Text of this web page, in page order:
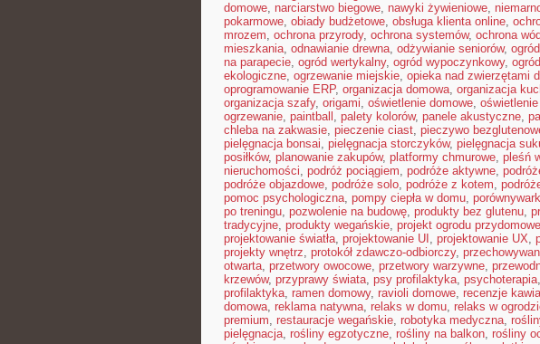
domowe, narciarstwo biegowe, nawyki żywieniowe,
pokarmowe, obiady budżetowe, obsługa klienta online,
mrozem, ochrona przyrody, ochrona systemów, ochrona wód
mieszkania, odnawianie drewna, odżywianie seniorów,
na parapecie, ogród wertykalny, ogród wypoczynkowy,
ekologiczne, ogrzewanie miejskie, opieka nad zwierzętami
oprogramowanie ERP, organizacja domowa, organizacja
organizacja szafy, origami, oświetlenie domowe,
ogrzewanie, paintball , palety kolorów, panele akustyczne,
chleba na zakwasie, pieczenie ciast, pieczywo
pielęgnacja bonsai, pielęgnacja storczyków, pielęgnacja
posiłków, planowanie zakupów, platformy chmurowe, pleśń
nieruchomości, podróż pociągiem, podróże aktywne,
podróże objazdowe, podróże solo, podróże z kotem,
pomoc psychologiczna, pompy ciepła w domu,
po treningu, pozwolenie na budowę, produkty bez glutenu,
tradycyjne, produkty wegańskie, projekt ogrodu
projektowanie światła, projektowanie UI , projektowanie UX,
projekty wnętrz, protokół zdawczo-odbiorczy,
otwarta, przetwory owocowe, przetwory warzywne,
krzewów, przyprawy świata, psy profilaktyka, psychoterapia,
profilaktyka, ramen domowy, ravioli domowe, recenzje
domowa, reklama natywna, relaks w domu, relaks w
premium, restauracje wegańskie, robotyka medyczna,
pielęgnacja, rośliny egzotyczne, rośliny na balkon, rośliny